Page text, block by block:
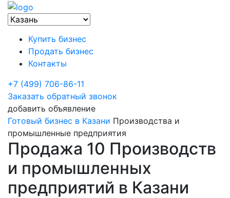
Купить бизнес
Продать бизнес
Контакты
+7 (499) 706-86-11
Заказать обратный звонок
добавить объявление
Готовый бизнес в Казани Производства и
промышленные предприятия
Продажа 10 Производств
и промышленных
предприятий в Казани